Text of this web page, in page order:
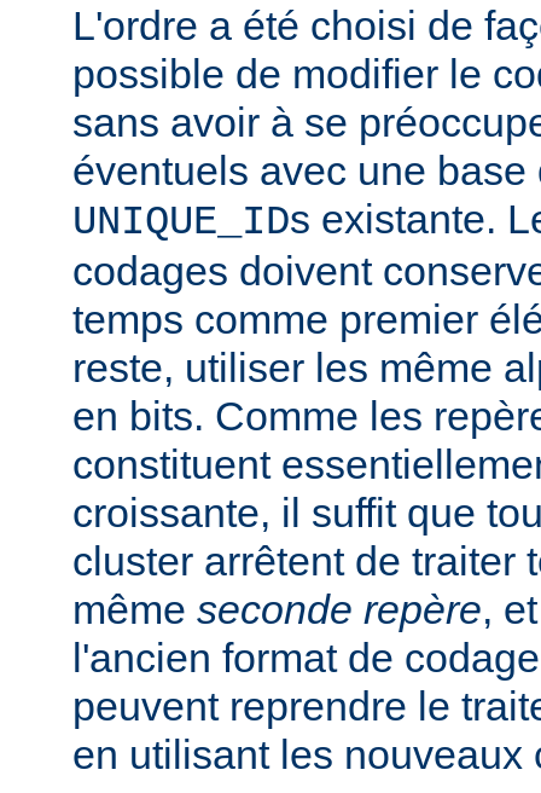
L'ordre a été choisi de
possible de modifier le
sans avoir à se
éventuels avec une
UNIQUE_IDs existante.
codages doivent
temps comme premier
reste, utiliser les même
en bits. Comme les
constituent
croissante, il suffit que
cluster arrêtent de traiter
même seconde repère,
l'ancien format de
peuvent reprendre le
en utilisant les nouveaux